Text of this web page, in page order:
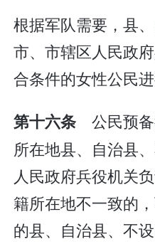
根据军队需要，县
市、市辖区人民政
合条件的女性公民进
第十六条公民预
所在地县、自治县
人民政府兵役机关
籍所在地不一致的
的县、自治县、不